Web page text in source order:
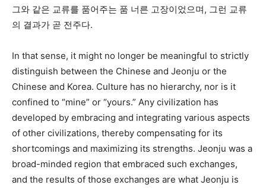
그와 같은 교류를 품어주는 품 너른 고장이었으며, 그런 교류
의 결과가 곧 전주다.
In that sense, it might no longer be meaningful to strictly
distinguish between the Chinese and Jeonju or the
Chinese and Korea. Culture has no hierarchy, nor is it
confined to “mine” or “yours.” Any civilization has
developed by embracing and integrating various aspects
of other civilizations, thereby compensating for its
shortcomings and maximizing its strengths. Jeonju was a
broad-minded region that embraced such exchanges,
and the results of those exchanges are what Jeonju is